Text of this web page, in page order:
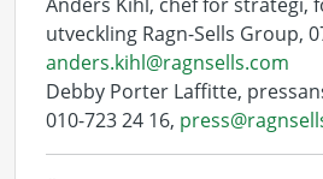
utveckling Ragn-Sells Group,
anders.kihl@ragnsells.com
Debby Porter Laffitte,
010-723 24 16,